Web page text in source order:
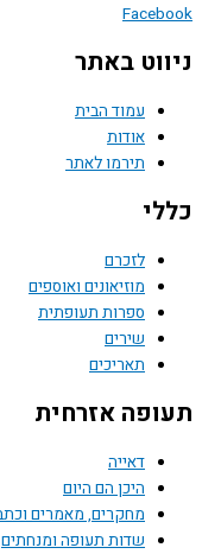
באתר
עמוד הבית
אודות
תירמו לאתר
לזכרם
מוזיאונים ואוספים
ספרות תעופתית
שירים
תאריכים
אזרחית
דאייה
היכן הם היום
מחקרים, מאמרים וכתבות
שדות תעופה ומנחתים